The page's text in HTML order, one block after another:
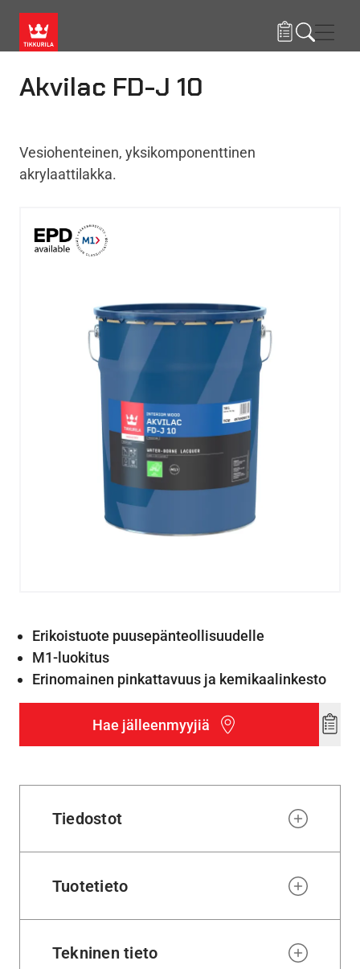
Akvilac FD-J 10
Vesiohenteinen, yksikomponenttinen
akrylaattilakka.
Erikoistuote puusepänteollisuudelle
M1-luokitus
Erinomainen pinkattavuus ja kemikaalinkesto
Hae jälleenmyyjiä
Add
Tiedostot
Tuotetieto
Tekninen tieto